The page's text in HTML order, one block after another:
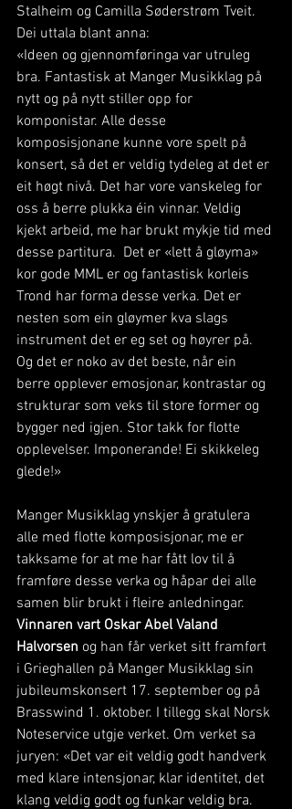
Stalheim og Camilla Søderstrøm Tveit.
Dei uttala blant anna:
«Ideen og gjennomføringa var utruleg
bra. Fantastisk at Manger Musikklag på
nytt og på nytt stiller opp for
komponistar. Alle desse
komposisjonane kunne vore spelt på
konsert, så det er veldig tydeleg at det er
eit høgt nivå. Det har vore vanskeleg for
oss å berre plukka éin vinnar. Veldig
kjekt arbeid, me har brukt mykje tid med
desse partitura.  Det er «lett å gløyma»
kor gode MML er og fantastisk korleis
Trond har forma desse verka. Det er
nesten som ein gløymer kva slags
instrument det er eg set og høyrer på.
Og det er noko av det beste, når ein
berre opplever emosjonar, kontrastar og
strukturar som veks til store former og
bygger ned igjen. Stor takk for flotte
opplevelser. Imponerande! Ei skikkeleg
glede!»
Manger Musikklag ynskjer å gratulera
alle med flotte komposisjonar, me er
takksame for at me har fått lov til å
framføre desse verka og håpar dei alle
samen blir brukt i fleire anledningar.
Vinnaren vart Oskar Abel Valand
Halvorsen og han får verket sitt framført
i Grieghallen på Manger Musikklag sin
jubileumskonsert 17. september og på
Brasswind 1. oktober. I tillegg skal Norsk
Noteservice utgje verket. Om verket sa
juryen: «Det var eit veldig godt handverk
med klare intensjonar, klar identitet, det
klang veldig godt og funkar veldig bra.